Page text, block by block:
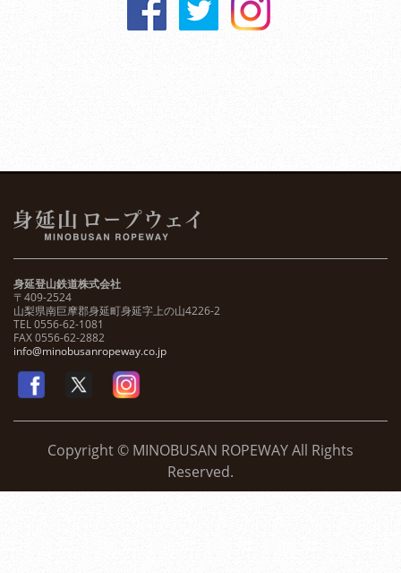
身延登山鉄道株式会社
〒409-2524
山梨県南巨摩郡身延町身延字上の山4226-2
TEL 0556-62-1081
FAX 0556-62-2882
info@minobusanropeway.co.jp
Copyright © MINOBUSAN ROPEWAY All Rights
Reserved.